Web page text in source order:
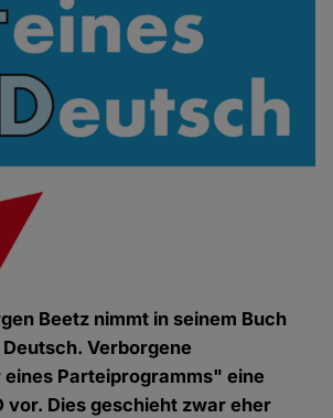
Beetz nimmt in seinem Buch
Verborgene
Parteiprogramms" eine
vor. Dies geschieht zwar eher